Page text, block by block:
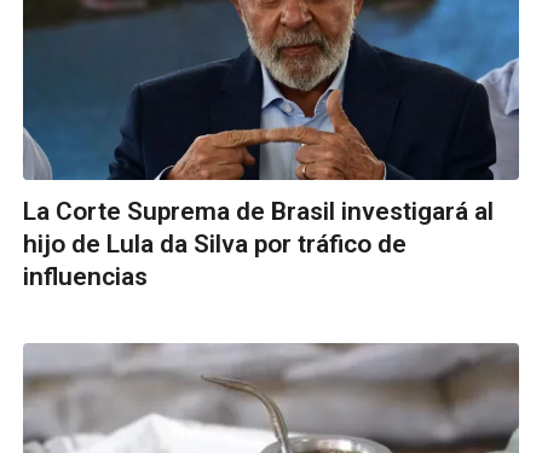
La Corte Suprema de Brasil investigará al
hijo de Lula da Silva por tráfico de
influencias